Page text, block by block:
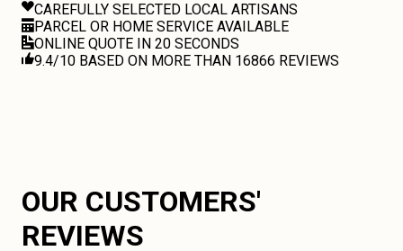
CAREFULLY SELECTED LOCAL ARTISANS
PARCEL OR HOME SERVICE AVAILABLE
ONLINE QUOTE IN 20 SECONDS
9.4/10 BASED ON MORE THAN 16866 REVIEWS
OUR CUSTOMERS'
REVIEWS